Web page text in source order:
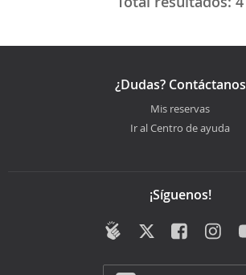
¿Dudas? Contáctanos
Mis reservas
Ir al Centro de ayuda
¡Síguenos!